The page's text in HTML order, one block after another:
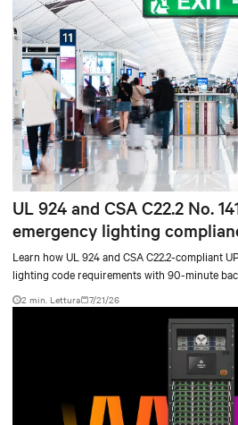
UL 924 and CSA C22.2 No.
emergency lighting
Learn how UL 924 and CSA C22.2-compliant
lighting code requirements with 90-minute
logging, and centralized monitoring for life
2 min. Lettura 7/21/26